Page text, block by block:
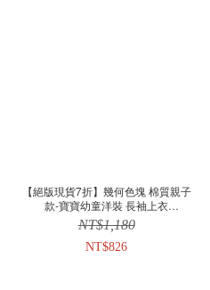
【絕版現貨7折】幾何色塊 棉質親子
款-寶寶幼童洋裝 長袖上衣
（MK03）
NT$1,180
NT$826